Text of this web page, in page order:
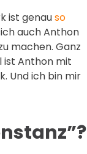
ist genauso
auch Anthon
machen. Ganz
ist Anthon mit
Und ich bin mir